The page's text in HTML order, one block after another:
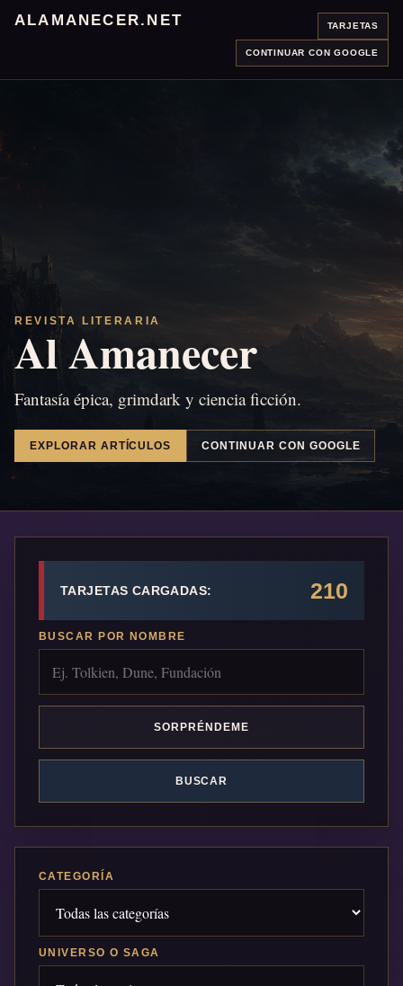
ALAMANECER.NET TARJETAS
CONTINUAR CON GOOGLE
REVISTA LITERARIA
Al Amanecer
Fantasía épica, grimdark y ciencia ficción.
EXPLORAR ARTÍCULOS CONTINUAR CON GOOGLE
TARJETAS CARGADAS: 210
BUSCAR POR NOMBRE
SORPRÉNDEME
BUSCAR
CATEGORÍA
UNIVERSO O SAGA